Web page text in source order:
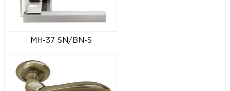
MH-37 SN/BN-S